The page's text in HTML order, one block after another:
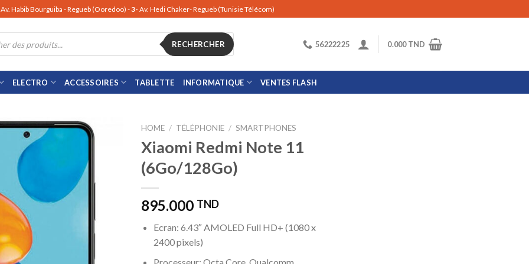
Av. Habib Bourguiba - Regueb (Ooredoo) -3- Av. Hedi Chaker- Regueb (Tunisie Télécom)
RECHERCHER 56222225 0.000TND
ELECTRO ACCESSOIRES TABLETTE INFORMATIQUE VENTES FLASH
HOME / TÉLÉPHONIE / SMARTPHONES
Xiaomi Redmi Note 11
(6Go/128Go)
895.000 TND
Ecran: 6.43″ AMOLED Full HD+ (1080 x
2400 pixels)